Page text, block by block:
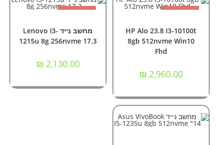
אזל המלאי
HP Alo 23.8 I3-10100t
8gb 512nvme Win10
Fhd
₪ 2,960.00
אזל המלאי
מחשב נייד Lenovo I3-
1215u 8g 256nvme 17.3
₪ 2,130.00